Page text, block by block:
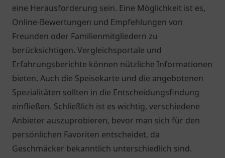
eine Herausforderung sein. Eine Möglichkeit ist es,
Online-Bewertungen und Empfehlungen von
Freunden oder Familienmitgliedern zu
berücksichtigen. Vergleichsportale und
Erfahrungsberichte können nützliche Informationen
bieten. Auch die Speisekarte und die angebotenen
Spezialitäten sollten in die Entscheidungsfindung
einfließen. Schließlich ist es wichtig, verschiedene
Anbieter auszuprobieren, bevor man sich für den
persönlichen Favoriten entscheidet, da
Geschmäcker bekanntlich unterschiedlich sind.